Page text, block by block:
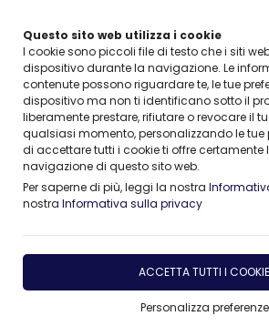
Questo sito web utilizza i cookie
I cookie sono piccoli file di testo che i siti
dispositivo durante la navigazione. Le
contenute possono riguardare te, le tue
dispositivo ma non ti identificano sotto il
liberamente prestare, rifiutare o revocare il
qualsiasi momento, personalizzando le tue
di accettare tutti i cookie ti offre certamente
navigazione di questo sito web.
Per saperne di più, leggi la nostra
nostra Informativa sulla privacy
ACCETTA TUTTI I COOKIE
Personalizza preferenze
Home AUTO AZIENDALI , KM0 Opel
: Corsa EDITION